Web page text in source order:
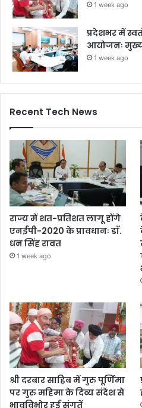
1 week ago
प्रदेशभर में
आयोजनः
1 week ago
Recent Tech News
राज्य में शत-प्रतिशत लागू होंगे
एनईपी-2020 के प्रावधानः डाॅ.
धन सिंह रावत
1 week ago
श्री दरबार साहिब में गुरु पूर्णिमा
पर गुरु महिमा के दिव्य संदेश से
भावविभोर हुई संगतें